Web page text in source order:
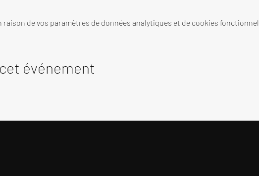
raison de vos paramètres de données analytiques et de cookies
événement